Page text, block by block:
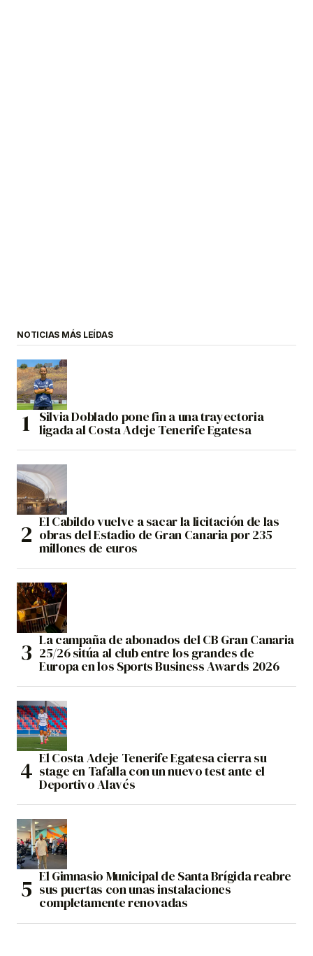
NOTICIAS MÁS LEÍDAS
Silvia Doblado pone fin a una trayectoria
ligada al Costa Adeje Tenerife Egatesa
El Cabildo vuelve a sacar la licitación de las
obras del Estadio de Gran Canaria por 235
millones de euros
La campaña de abonados del CB Gran Canaria
25/26 sitúa al club entre los grandes de
Europa en los Sports Business Awards 2026
El Costa Adeje Tenerife Egatesa cierra su
stage en Tafalla con un nuevo test ante el
Deportivo Alavés
El Gimnasio Municipal de Santa Brígida reabre
sus puertas con unas instalaciones
completamente renovadas